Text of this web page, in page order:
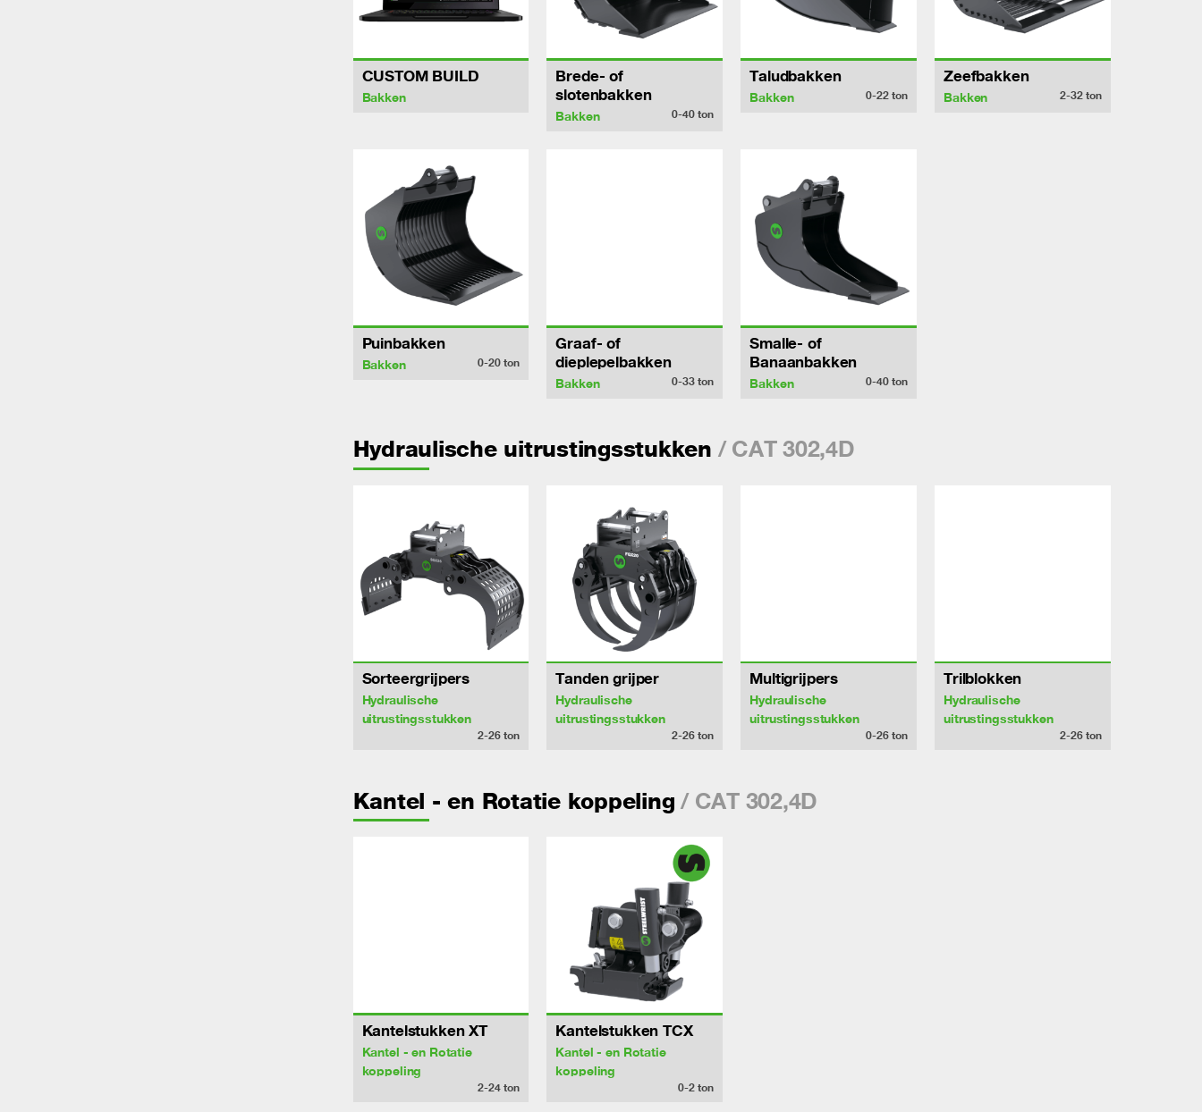
CUSTOM BUILD
Bakken
Brede- of
slotenbakken
Bakken 0-40ton
Taludbakken
Bakken 0-22ton
Zeefbakken
Bakken 2-32 ton
Puinbakken
Bakken 0-20ton
Graaf- of
dieplepelbakken
Bakken 0-33ton
Smalle- of
Banaanbakken
Bakken 0-40ton
Hydraulische uitrustingsstukken / CAT 302,4D
Sorteergrijpers
Hydraulische
uitrustingsstukken
2-26ton
Tanden grijper
Hydraulische
uitrustingsstukken
2-26ton
Multigrijpers
Hydraulische
uitrustingsstukken
0-26ton
Trilblokken
Hydraulische
uitrustingsstukken
2-26 ton
Kantel - en Rotatie koppeling / CAT 302,4D
Kantelstukken XT
Kantel - en Rotatie
koppeling
2-24ton
Kantelstukken TCX
Kantel - en Rotatie
koppeling
0-2ton